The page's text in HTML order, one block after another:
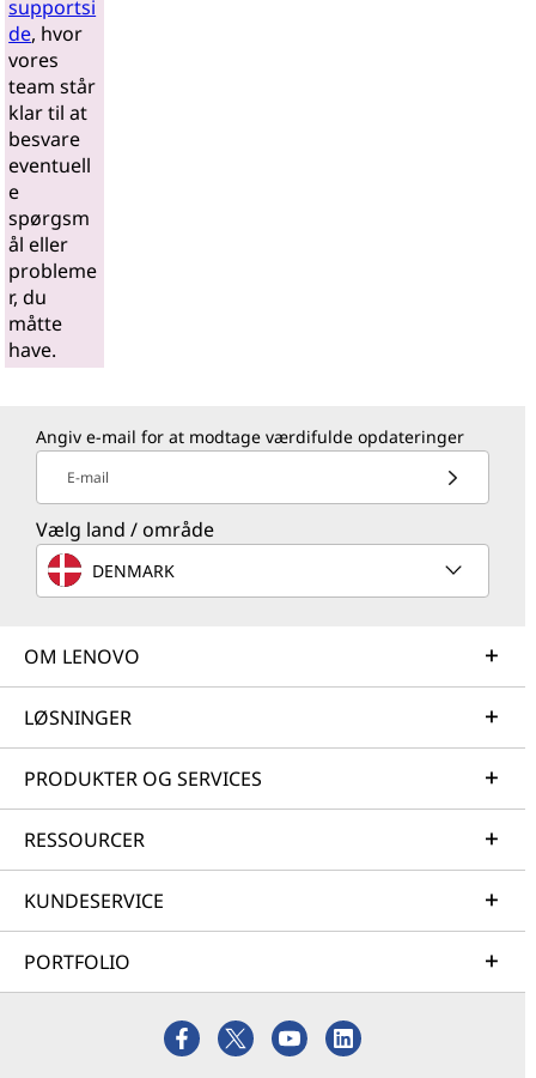
supportsi
de, hvor
vores
team står
klar til at
besvare
eventuell
e
spørgsm
ål eller
probleme
r, du
måtte
have.
Angiv e-mail for at modtage værdifulde opdateringer
E-mail
Vælg land / område
DENMARK
OM LENOVO
LØSNINGER
PRODUKTER OG SERVICES
RESSOURCER
KUNDESERVICE
PORTFOLIO